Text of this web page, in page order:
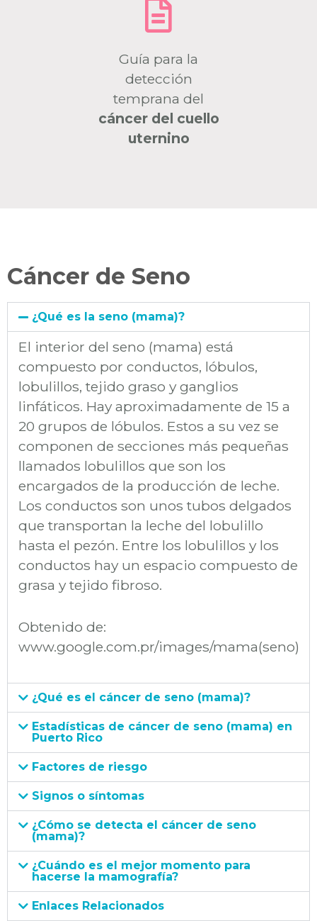
Guía para la
detección
temprana del
cáncer del cuello
uternino
Cáncer de Seno
¿Qué es la seno (mama)?
El interior del seno (mama) está
compuesto por conductos, lóbulos,
lobulillos, tejido graso y ganglios
linfáticos. Hay aproximadamente de 15 a
20 grupos de lóbulos. Estos a su vez se
componen de secciones más pequeñas
llamados lobulillos que son los
encargados de la producción de leche.
Los conductos son unos tubos delgados
que transportan la leche del lobulillo
hasta el pezón. Entre los lobulillos y los
conductos hay un espacio compuesto de
grasa y tejido fibroso.
Obtenido de:
www.google.com.pr/images/mama(seno)
¿Qué es el cáncer de seno (mama)?
Estadísticas de cáncer de seno (mama) en
Puerto Rico
Factores de riesgo
Signos o síntomas
¿Cómo se detecta el cáncer de seno
(mama)?
¿Cuándo es el mejor momento para
hacerse la mamografía?
Enlaces Relacionados